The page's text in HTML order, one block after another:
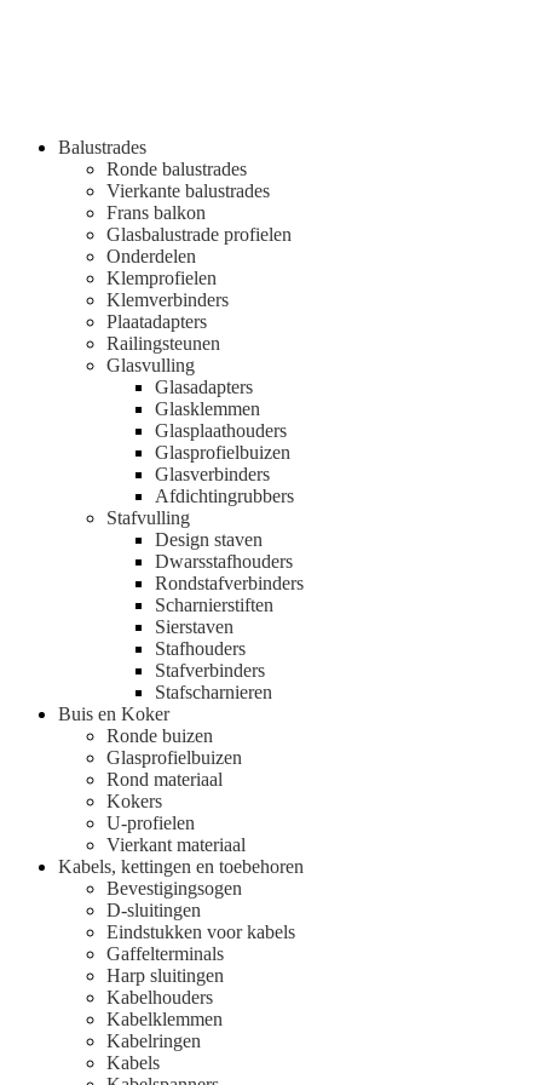
Balustrades
Ronde balustrades
Vierkante balustrades
Frans balkon
Glasbalustrade profielen
Onderdelen
Klemprofielen
Klemverbinders
Plaatadapters
Railingsteunen
Glasvulling
Glasadapters
Glasklemmen
Glasplaathouders
Glasprofielbuizen
Glasverbinders
Afdichtingrubbers
Stafvulling
Design staven
Dwarsstafhouders
Rondstafverbinders
Scharnierstiften
Sierstaven
Stafhouders
Stafverbinders
Stafscharnieren
Buis en Koker
Ronde buizen
Glasprofielbuizen
Rond materiaal
Kokers
U-profielen
Vierkant materiaal
Kabels, kettingen en toebehoren
Bevestigingsogen
D-sluitingen
Eindstukken voor kabels
Gaffelterminals
Harp sluitingen
Kabelhouders
Kabelklemmen
Kabelringen
Kabels